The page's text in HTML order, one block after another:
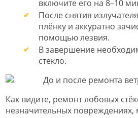
включите его на 8–10
После снятия
плёнку и аккуратно
помощью лезвия.
В завершение
стекло.
Как видите, ремонт лобовых
незначительных